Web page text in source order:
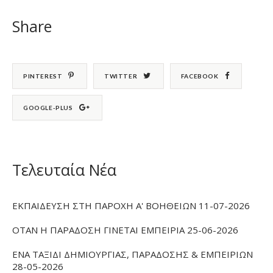
Share
PINTEREST TWITTER FACEBOOK
GOOGLE-PLUS
Τελευταία Νέα
ΕΚΠΑΙΔΕΥΣΗ ΣΤΗ ΠΑΡΟΧΗ Α' ΒΟΗΘΕΙΩΝ 11-07-2026
ΟΤΑΝ Η ΠΑΡΑΔΟΣΗ ΓΙΝΕΤΑΙ ΕΜΠΕΙΡΙΑ 25-06-2026
ΕΝΑ ΤΑΞΙΔΙ ΔΗΜΙΟΥΡΓΙΑΣ, ΠΑΡΑΔΟΣΗΣ & ΕΜΠΕΙΡΙΩΝ
28-05-2026